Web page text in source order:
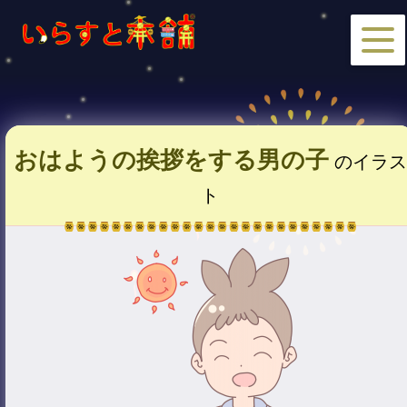
おはようの挨拶をする男の子のイラス
ト